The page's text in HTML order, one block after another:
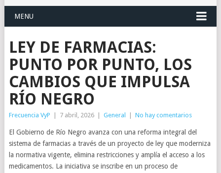
MENU
LEY DE FARMACIAS:
PUNTO POR PUNTO, LOS
CAMBIOS QUE IMPULSA
RÍO NEGRO
Frecuencia VyP 7 abril, 2026 General No hay comentarios
El Gobierno de Río Negro avanza con una reforma integral del
sistema de farmacias a través de un proyecto de ley que moderniza
la normativa vigente, elimina restricciones y amplía el acceso a los
medicamentos. La iniciativa se inscribe en un proceso de